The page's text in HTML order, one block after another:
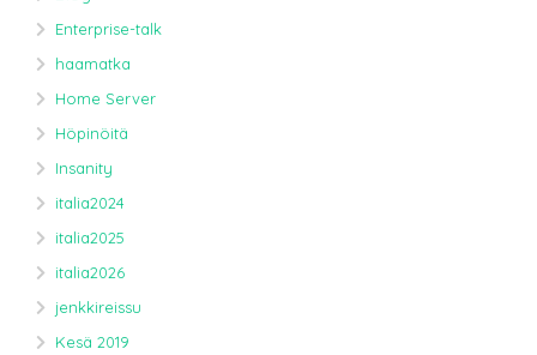
Enterprise-talk
haamatka
Home Server
Höpinöitä
Insanity
italia2024
italia2025
italia2026
jenkkireissu
Kesä 2019